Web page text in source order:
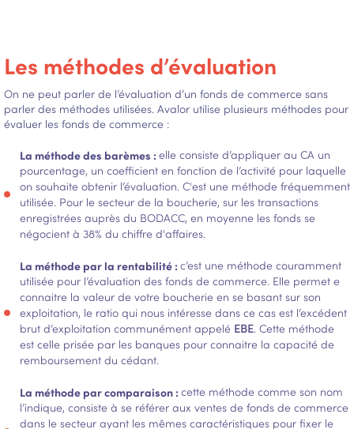
Les méthodes d’évaluation
On ne peut parler de l’évaluation d’un fonds de commerce sans
parler des méthodes utilisées. Avalor utilise plusieurs méthodes pour
évaluer les fonds de commerce :
La méthode des barèmes : elle consiste d’appliquer au CA un
pourcentage, un coefficient en fonction de l’activité pour laquelle
on souhaite obtenir l’évaluation. C'est une méthode fréquemment
utilisée. Pour le secteur de la boucherie, sur les transactions
enregistrées auprès du BODACC, en moyenne les fonds se
négocient à 38% du chiffre d'affaires.
La méthode par la rentabilité : c’est une méthode couramment
utilisée pour l’évaluation des fonds de commerce. Elle permet e
connaitre la valeur de votre boucherie en se basant sur son
exploitation, le ratio qui nous intéresse dans ce cas est l’excédent
brut d’exploitation communément appelé EBE. Cette méthode
est celle prisée par les banques pour connaitre la capacité de
remboursement du cédant.
La méthode par comparaison : cette méthode comme son nom
l’indique, consiste à se référer aux ventes de fonds de commerce
dans le secteur ayant les mêmes caractéristiques pour fixer le